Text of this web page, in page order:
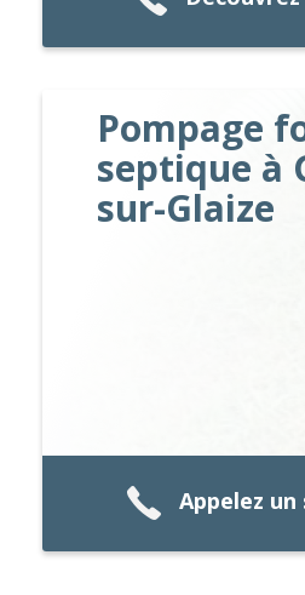
Pompage
septique à
sur-Glaize
Appelez